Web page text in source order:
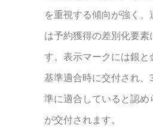
を重視する傾向が強く
は予約獲得の差別化要素
す。表示マークには銀と
基準適合時に交付され
準に適合していると認め
が交付されます。